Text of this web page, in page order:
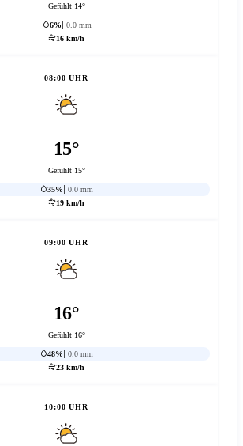
Gefühlt 14°
6%
0.0 mm
16 km/h
08:00 UHR
15°
Gefühlt 15°
35%
0.0 mm
19 km/h
09:00 UHR
16°
Gefühlt 16°
48%
0.0 mm
23 km/h
10:00 UHR